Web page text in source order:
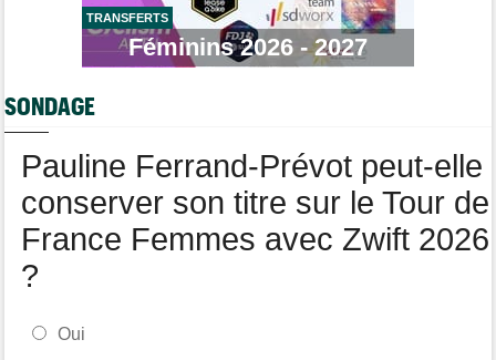
longtemps"
Tour de France Femmes
Marlen Reusser : "Le Mont Ventoux... on verra"
Route
TRANSFERTS
Féminins 2026 - 2027
SONDAGE
Pauline Ferrand-Prévot peut-elle
conserver son titre sur le Tour de
France Femmes avec Zwift 2026
?
Oui